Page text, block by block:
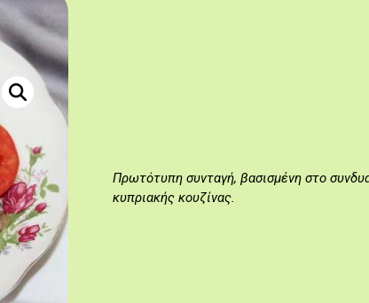
Λουβκιά με χοιρομέρι (Μαγειρεύω Κυπριακά 2014).
Πηγή: Κατερίνα Λαζάρου.
Πρωτότυπη συνταγή, βασισμένη στο
κυπριακής κουζίνας.